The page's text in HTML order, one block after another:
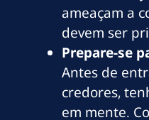
ameaçam a
devem ser
Prepare-se
Antes de
credores,
em mente.